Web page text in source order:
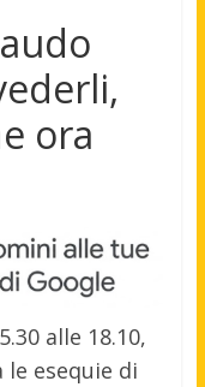
ora
alle 18.10,
esequie di